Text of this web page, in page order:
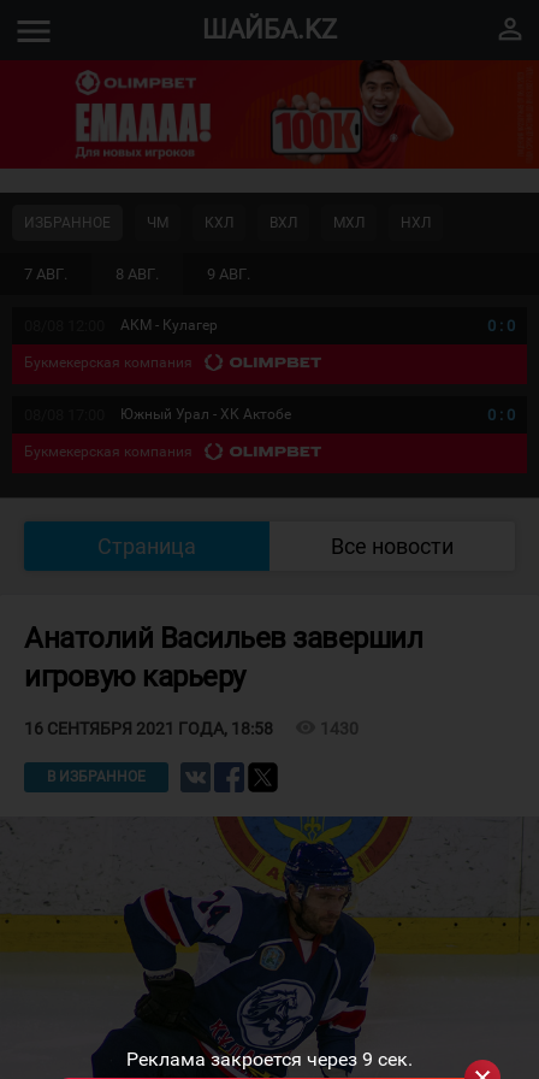
Реклама закроется через 9 сек.
menu ШАЙБА.KZ perm_identity
7 АВГ. 8 АВГ. 9 АВГ.
ИЗБРАННОЕ ЧМ КХЛ ВХЛ МХЛ НХЛ
АКМ - Кулагер 0 : 0
Букмекерская компания
Южный Урал - ХК Актобе 0 : 0
Букмекерская компания
Страница Все новости
Анатолий Васильев завершил
игровую карьеру
16 СЕНТЯБРЯ 2021 ГОДА, 18:58 1430
В ИЗБРАННОЕ